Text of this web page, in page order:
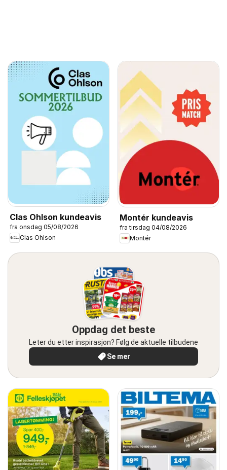
Clas Ohlson kundeavis
fra onsdag 05/08/2026
Clas Ohlson
Montér kundeavis
fra tirsdag 04/08/2026
Montér
Oppdag det beste
Leter du etter inspirasjon? Følg de aktuelle tilbudene
Se mer